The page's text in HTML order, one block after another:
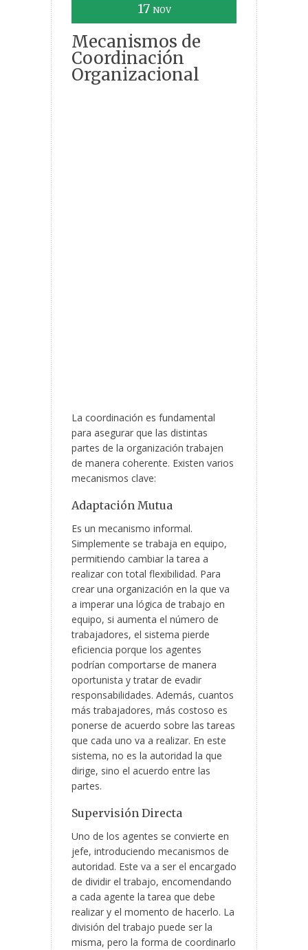
17 NOV
Mecanismos de
Coordinación
Organizacional
La coordinación es fundamental
para asegurar que las distintas
partes de la organización trabajen
de manera coherente. Existen varios
mecanismos clave:
Adaptación Mutua
Es un mecanismo informal.
Simplemente se trabaja en equipo,
permitiendo cambiar la tarea a
realizar con total flexibilidad. Para
crear una organización en la que va
a imperar una lógica de trabajo en
equipo, si aumenta el número de
trabajadores, el sistema pierde
eficiencia porque los agentes
podrían comportarse de manera
oportunista y tratar de evadir
responsabilidades. Además, cuantos
más trabajadores, más costoso es
ponerse de acuerdo sobre las tareas
que cada uno va a realizar. En este
sistema, no es la autoridad la que
dirige, sino el acuerdo entre las
partes.
Supervisión Directa
Uno de los agentes se convierte en
jefe, introduciendo mecanismos de
autoridad. Este va a ser el encargado
de dividir el trabajo, encomendando
a cada agente la tarea que debe
realizar y el momento de hacerlo. La
división del trabajo puede ser la
misma, pero la forma de coordinarlo